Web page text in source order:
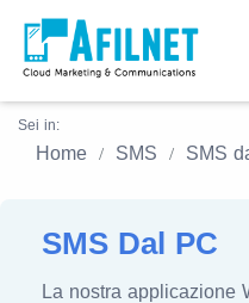
Sei in:
Home SMS SMS
SMS Dal PC
La nostra applicazione